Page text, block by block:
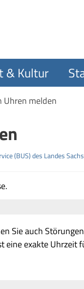
& Kultur
melden
(BUS) des Landes
Sie auch
eine exakte Uhrzeit